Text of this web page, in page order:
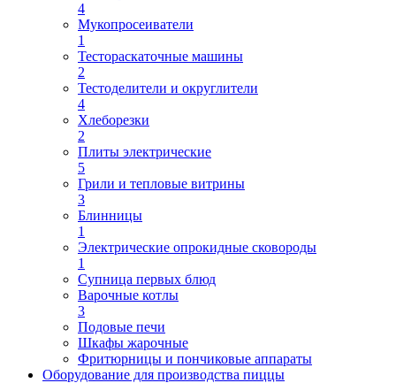
4
Мукопросеиватели
1
Тестораскаточные машины
2
Тестоделители и округлители
4
Хлеборезки
2
Плиты электрические
5
Грили и тепловые витрины
3
Блинницы
1
Электрические опрокидные сковороды
1
Супница первых блюд
Варочные котлы
3
Подовые печи
Шкафы жарочные
Фритюрницы и пончиковые аппараты
Оборудование для производства пиццы